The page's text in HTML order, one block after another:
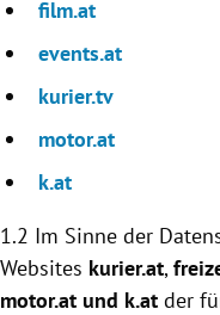
film.at
events.at
kurier.tv
motor.at
k.at
1.2 Im Sinne der
Websites kurier.at,
motor.at und k.at der